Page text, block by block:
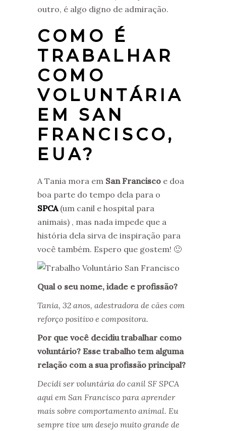
outro, é algo digno de admiração.
COMO É
TRABALHAR
COMO
VOLUNTÁRIA
EM SAN
FRANCISCO,
EUA?
A Tania mora em San Francisco e doa
boa parte do tempo dela para o
SPCA (um canil e hospital para
animais) , mas nada impede que a
história dela sirva de inspiração para
você também. Espero que gostem! 🙂
Qual o seu nome, idade e profissão?
Tania, 32 anos, adestradora de cães com
reforço positivo e compositora.
Por que você decidiu trabalhar como
voluntário? Esse trabalho tem alguma
relação com a sua profissão principal?
Decidi ser voluntária do canil SF SPCA
aqui em San Francisco para aprender
mais sobre comportamento animal. Eu
sempre tive um desejo muito grande de